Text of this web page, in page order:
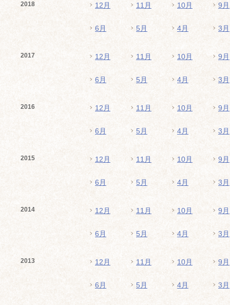
2018 12月 11月 10月 9月
6月 5月 4月 3月
2017 12月 11月 10月 9月
6月 5月 4月 3月
2016 12月 11月 10月 9月
6月 5月 4月 3月
2015 12月 11月 10月 9月
6月 5月 4月 3月
2014 12月 11月 10月 9月
6月 5月 4月 3月
2013 12月 11月 10月 9月
6月 5月 4月 3月